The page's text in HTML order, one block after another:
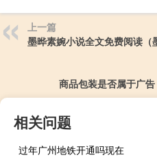
上一篇
墨晔素婉小说全文免费阅读（
商品包装是否属于广告
相关问题
过年广州地铁开通吗现在